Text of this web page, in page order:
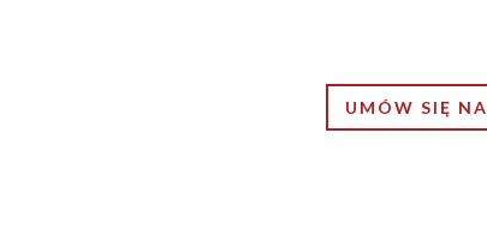
UMÓW SIĘ